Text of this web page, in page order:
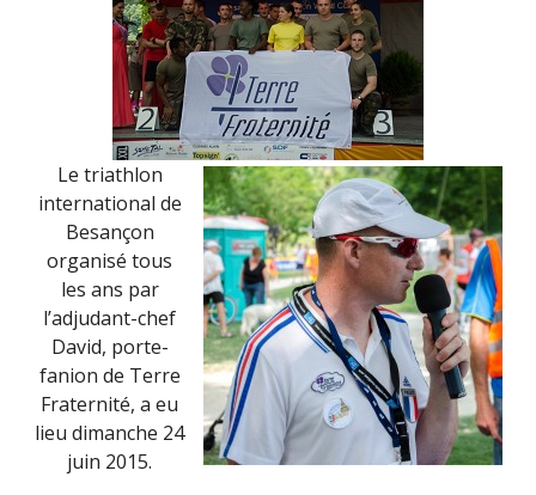
Le triathlon
international de
Besançon
organisé tous
les ans par
l’adjudant-chef
David, porte-
fanion de Terre
Fraternité, a eu
lieu dimanche 24
juin 2015.